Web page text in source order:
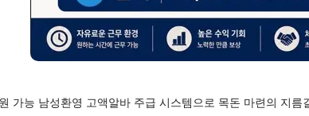
가능 남성환영 고액알바 주급 시스템으로 목돈 마련의 지